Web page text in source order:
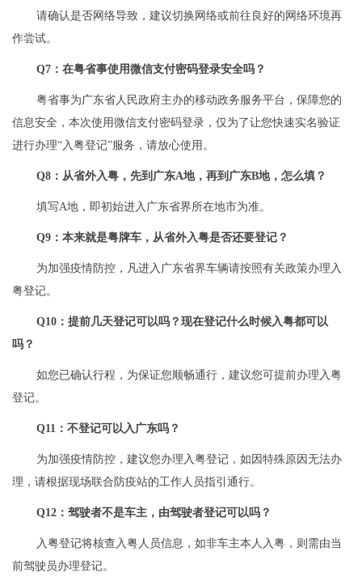
请确认是否网络导致，建议切换网络或前往良好的网络环境再
作尝试。
Q7：在粤省事使用微信支付密码登录安全吗？
粤省事为广东省人民政府主办的移动政务服务平台，保障您的
信息安全，本次使用微信支付密码登录，仅为了让您快速实名验证
进行办理“入粤登记”服务，请放心使用。
Q8：从省外入粤，先到广东A地，再到广东B地，怎么填？
填写A地，即初始进入广东省界所在地市为准。
Q9：本来就是粤牌车，从省外入粤是否还要登记？
为加强疫情防控，凡进入广东省界车辆请按照有关政策办理入
粤登记。
Q10：提前几天登记可以吗？现在登记什么时候入粤都可以
吗？
如您已确认行程，为保证您顺畅通行，建议您可提前办理入粤
登记。
Q11：不登记可以入广东吗？
为加强疫情防控，建议您办理入粤登记，如因特殊原因无法办
理，请根据现场联合防疫站的工作人员指引通行。
Q12：驾驶者不是车主，由驾驶者登记可以吗？
入粤登记将核查入粤人员信息，如非车主本人入粤，则需由当
前驾驶员办理登记。